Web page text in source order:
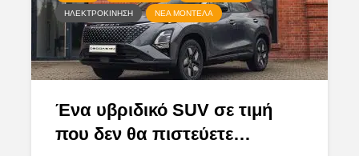
ΗΛΕΚΤΡΟΚΊΝΗΣΗ ΝΈΑ ΜΟΝΤΈΛΑ
Ένα υβριδικό SUV σε τιμή
που δεν θα πιστεύετε…